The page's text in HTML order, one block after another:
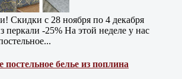
Скидки с 28 ноября по 4 декабря
перкали -25% На этой неделе у нас
белье из поплина